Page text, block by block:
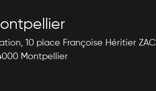
10 place Françoise Héritier ZAC
Montpellier